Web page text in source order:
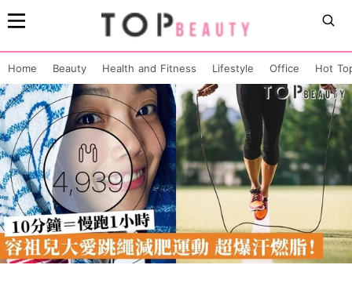
Home Beauty Health and Fitness Lifestyle Office Hot